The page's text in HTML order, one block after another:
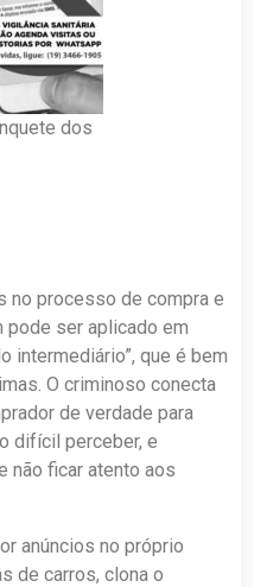
dos
no processo de compra e
pode ser aplicado em
intermediário”, que é bem
O criminoso conecta
de verdade para
difícil perceber, e
não ficar atento aos
anúncios no próprio
de carros, clona o